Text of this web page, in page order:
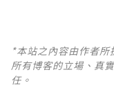
*本站之內容由作者
所有博客的立場、真
任。